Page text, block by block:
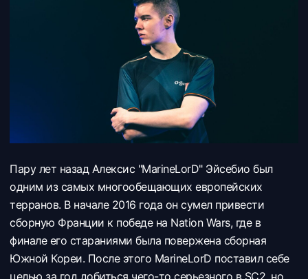
Пару лет назад Алексис "MarineLorD" Эйсебио был
одним из самых многообещающих европейских
терранов. В начале 2016 года он сумел привести
сборную Франции к победе на Nation Wars, где в
финале его стараниями была повержена сборная
Южной Кореи. После этого MarineLorD поставил себе
целью за год добиться чего-то серьезного в SC2, но